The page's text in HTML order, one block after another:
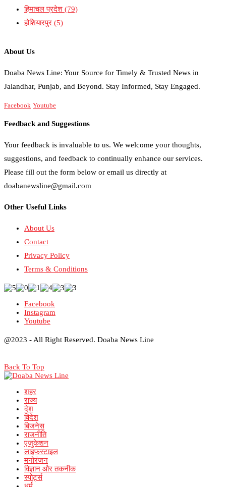
हिमाचल प्रदेश (79)
होशियारपुर (5)
About Us
Doaba News Line: Your Source for Timely & Trusted News in
Jalandhar, Punjab, and Beyond. Stay Informed, Stay Engaged.
Facebook Youtube
Feedback and Suggestions
Your feedback is invaluable to us. We welcome your thoughts,
suggestions, and feedback to continually enhance our services.
Please fill out the form below or email us directly at
doabanewsline@gmail.com
Other Useful Links
About Us
Contact
Privacy Policy
Terms & Conditions
Facebook
Instagram
Youtube
@2023 - All Right Reserved. Doaba News Line
Back To Top
शहर
राज्य
देश
विदेश
बिजनेस
राजनीति
एजुकेशन
लाइफस्टाइल
मनोरंजन
विज्ञान और तकनीक
स्पोर्ट्स